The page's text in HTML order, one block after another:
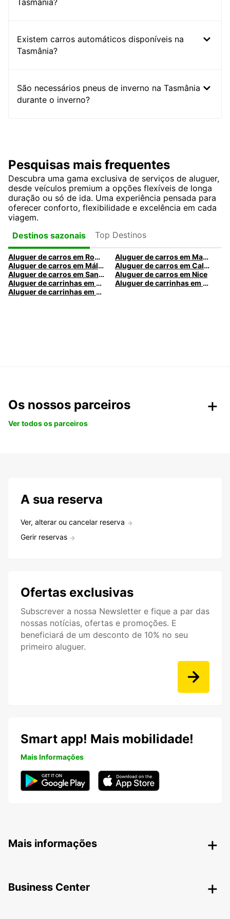
Tasmânia?
Existem carros automáticos disponíveis na
Tasmânia?
São necessários pneus de inverno na Tasmânia
durante o inverno?
Pesquisas mais frequentes
Descubra uma gama exclusiva de serviços de aluguer,
desde veículos premium a opções flexíveis de longa
duração ou só de ida. Uma experiência pensada para
oferecer conforto, flexibilidade e excelência em cada
viagem.
Destinos sazonais
Top Destinos
Aluguer de carros em Roma
Aluguer de carros em Madrid
Aluguer de carros em Málaga
Aluguer de carros em Caldas da Rainha
Aluguer de carros em Santa Maria da Feira
Aluguer de carros em Nice
Aluguer de carrinhas em Nice
Aluguer de carrinhas em Santa Maria da Feira
Aluguer de carrinhas em Caldas da Rainha
Os nossos parceiros
Ver todos os parceiros
A sua reserva
Ver, alterar ou cancelar reserva
Gerir reservas
Ofertas exclusivas
Subscrever a nossa Newsletter e fique a par das
nossas notícias, ofertas e promoções. E
beneficiará de um desconto de 10% no seu
primeiro aluguer.
Smart app! Mais mobilidade!
Mais Informações
Mais informações
Business Center